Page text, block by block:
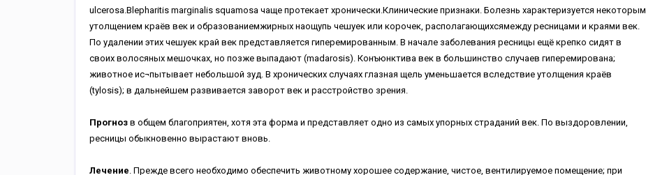
ulcerosa.Blepharitis marginalis squamosa чаще протекает хронически.Клинические признаки. Болезнь характеризуется некоторым
утолщением краёв век и образованиемжирных наощупь чешуек или корочек, располагающихсямежду ресницами и краями век.
По удалении этих чешуек край век представляется гиперемированным. В начале заболевания ресницы ещё крепко сидят в
своих волосяных мешочках, но позже выпадают (madarosis). Конъюнктива век в большинство случаев гиперемирована;
животное ис¬пытывает небольшой зуд. В хронических случаях глазная щель уменьшается вследствие утолщения краёв
(tylosis); в дальнейшем развивается заворот век и расстройство зрения.
Прогноз в общем благоприятен, хотя эта форма и представляет одно из самых упорных страданий век. По выздоровлении,
ресницы обыкновенно вырастают вновь.
Лечение. Прежде всего необходимо обеспечить животному хорошее содержание, чистое, вентилируемое помещение; при